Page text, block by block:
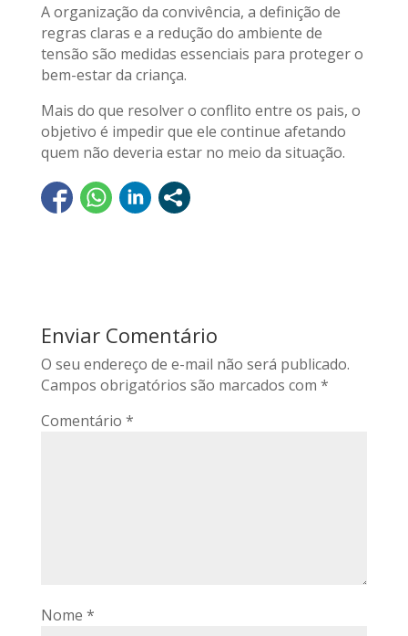
A organização da convivência, a definição de
regras claras e a redução do ambiente de
tensão são medidas essenciais para proteger o
bem-estar da criança.
Mais do que resolver o conflito entre os pais, o
objetivo é impedir que ele continue afetando
quem não deveria estar no meio da situação.
Enviar Comentário
O seu endereço de e-mail não será publicado.
Campos obrigatórios são marcados com *
Comentário *
Nome *